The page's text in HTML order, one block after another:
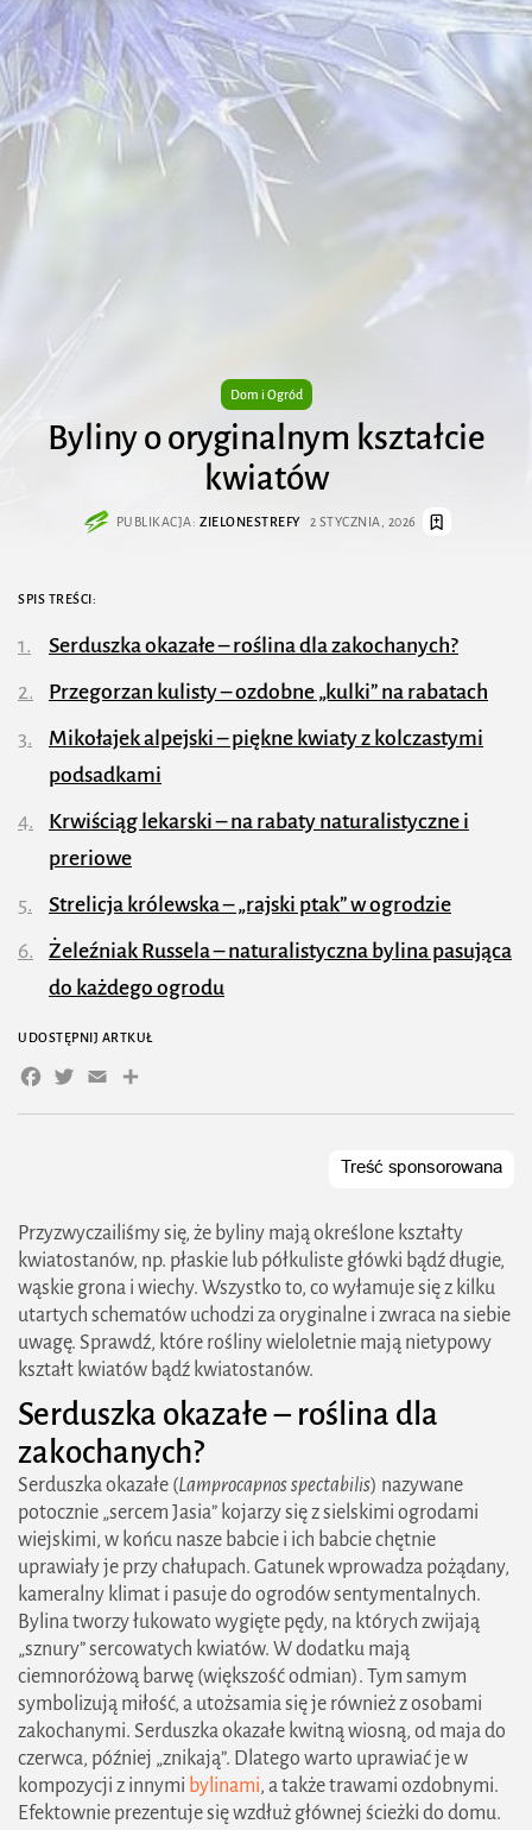
Dom i Ogród
Byliny o oryginalnym kształcie
kwiatów
PUBLIKACJA: ZIELONESTREFY 2 STYCZNIA, 2026
Przyzwyczailiśmy się, że byliny mają określone kształty
kwiatostanów, np. płaskie lub półkuliste główki bądź długie,
wąskie grona i wiechy. Wszystko to, co wyłamuje się z kilku
utartych schematów uchodzi za oryginalne i zwraca na siebie
uwagę. Sprawdź, które rośliny wieloletnie mają nietypowy
kształt kwiatów bądź kwiatostanów.
Serduszka okazałe – roślina dla
zakochanych?
Serduszka okazałe (Lamprocapnos spectabilis) nazywane
potocznie „sercem Jasia” kojarzy się z sielskimi ogrodami
wiejskimi, w końcu nasze babcie i ich babcie chętnie
uprawiały je przy chałupach. Gatunek wprowadza pożądany,
kameralny klimat i pasuje do ogrodów sentymentalnych.
Bylina tworzy łukowato wygięte pędy, na których zwijają
„sznury” sercowatych kwiatów. W dodatku mają
ciemnoróżową barwę (większość odmian). Tym samym
symbolizują miłość, a utożsamia się je również z osobami
zakochanymi. Serduszka okazałe kwitną wiosną, od maja do
czerwca, później „znikają”. Dlatego warto uprawiać je w
kompozycji z innymi bylinami, a także trawami ozdobnymi.
Efektownie prezentuje się wzdłuż głównej ścieżki do domu.
SPIS TREŚCI:
Serduszka okazałe – roślina dla zakochanych?
Przegorzan kulisty – ozdobne „kulki” na rabatach
Mikołajek alpejski – piękne kwiaty z kolczastymi
podsadkami
Krwiściąg lekarski – na rabaty naturalistyczne i
preriowe
Strelicja królewska – „rajski ptak” w ogrodzie
Żeleźniak Russela – naturalistyczna bylina pasująca
do każdego ogrodu
UDOSTĘPNIJ ARTKUŁ
Facebook
Twitter
Email